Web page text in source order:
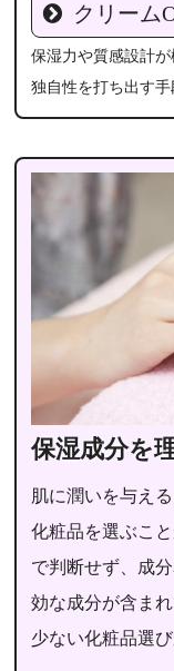
クリーム
保湿力や質感設計
独自性を打ち出す手
保湿成分を
肌に潤いを与え
化粧品を選ぶこ
で判断せず、成
効な成分が含ま
少ない化粧品選び